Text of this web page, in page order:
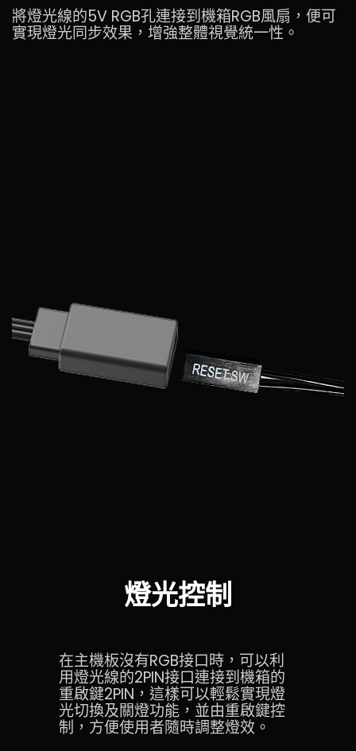
將燈光線的5V RGB孔連接到機箱RGB風扇，便可
實現燈光同步效果，增強整體視覺統一性。
燈光控制
在主機板沒有RGB接口時，可以利
用燈光線的2PIN接口連接到機箱的
重啟鍵2PIN，這樣可以輕鬆實現燈
光切換及關燈功能，並由重啟鍵控
制，方便使用者隨時調整燈效。